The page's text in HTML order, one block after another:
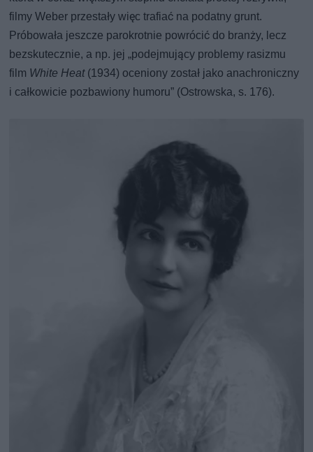
filmy Weber przestały więc trafiać na podatny grunt.
Próbowała jeszcze parokrotnie powrócić do branży, lecz
bezskutecznie, a np. jej „podejmujący problemy rasizmu
film White Heat (1934) oceniony został jako anachroniczny
i całkowicie pozbawiony humoru” (Ostrowska, s. 176).